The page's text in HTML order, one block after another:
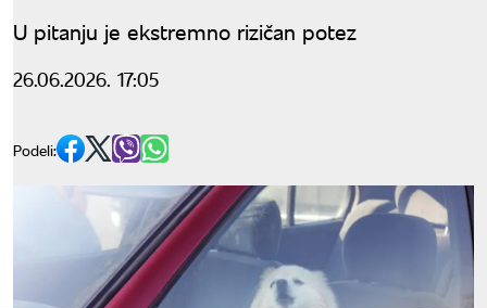
U pitanju je ekstremno rizičan potez
26.06.2026. 17:05
Podeli: